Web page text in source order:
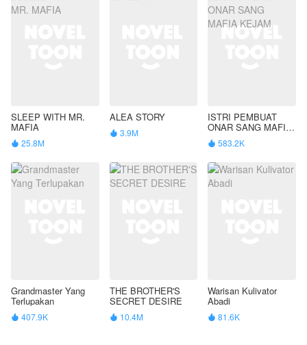
SLEEP WITH MR.
MAFIA
 25.8M
ALEA STORY
 3.9M
ISTRI PEMBUAT
ONAR SANG MAFIA
KEJAM
 583.2K
Grandmaster Yang
Terlupakan
 407.9K
THE BROTHER'S
SECRET DESIRE
 10.4M
Warisan Kulivator
Abadi
 81.6K